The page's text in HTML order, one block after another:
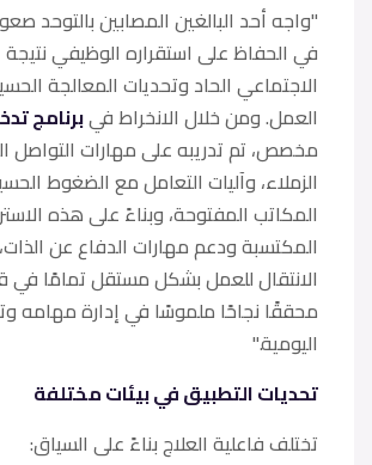
"واجه أحد البالغين المصابين بالتوحد
في الحفاظ على استقراره الوظيفي نتيجة
الاجتماعي الحاد وتحديات المعالجة
العمل. ومن خلال الانخراط فيبرنامج
مخصص، تم تدريبه على مهارات التواصل
الزملاء، وآليات التعامل مع الضغوط
المكاتب المفتوحة، وبناءً على هذه
المكتسبة ودعم مهارات الدفاع عن
الانتقال للعمل بشكل مستقل تمامًا في
محققًا نجاحًا ملموسًا في إدارة مهامه
اليومية."
تحديات التطبيق في بيئات مختلفة
تختلف فاعلية العلاج بناءً على السياق: